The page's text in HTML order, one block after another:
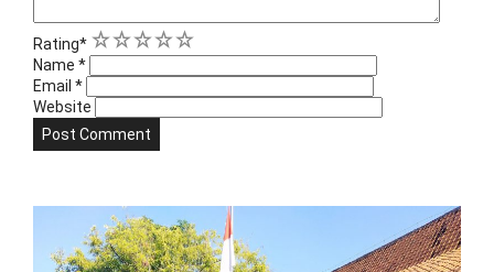
Rating* 5
4
3
2
1
Name *
Email *
Website